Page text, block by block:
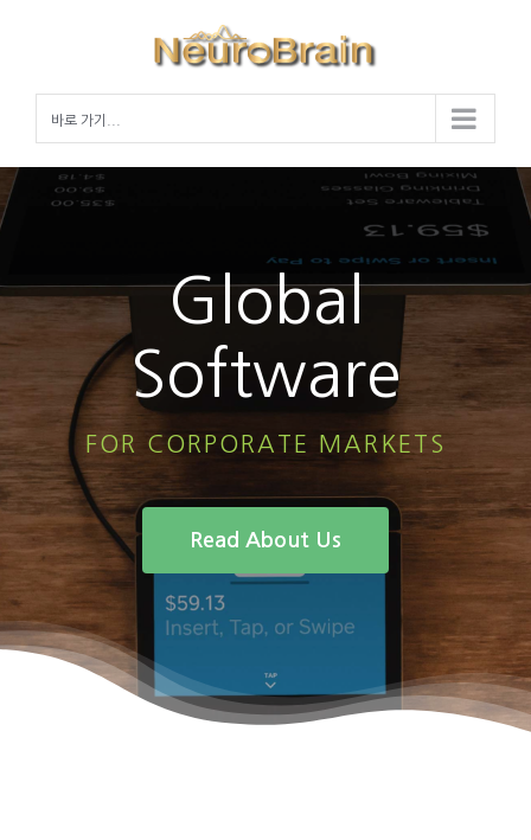
바로 가기...
Global
Software
FOR CORPORATE MARKETS
Read About Us